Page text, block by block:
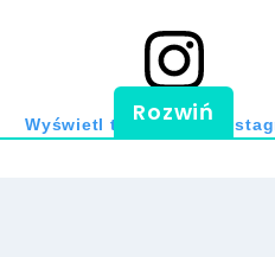
Wyświetl ten post na
Rozwiń